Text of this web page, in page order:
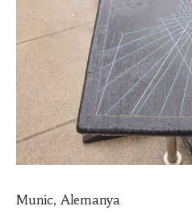
Munic, Alemanya